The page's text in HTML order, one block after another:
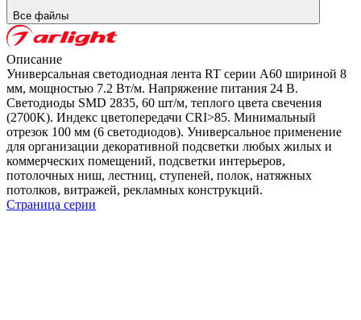
Все файлы
Описание
Универсальная светодиодная лента RT серии A60 шириной 8
мм, мощностью 7.2 Вт/м. Напряжение питания 24 В.
Светодиоды SMD 2835, 60 шт/м, теплого цвета свечения
(2700K). Индекс цветопередачи CRI>85. Минимальный
отрезок 100 мм (6 светодиодов). Универсальное применение
для организации декоративной подсветки любых жилых и
коммерческих помещений, подсветки интерьеров,
потолочных ниш, лестниц, ступеней, полок, натяжных
потолков, витражей, рекламных конструкций.
Страница серии